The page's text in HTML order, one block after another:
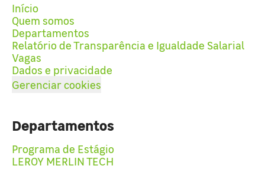
Início
Quem somos
Departamentos
Relatório de Transparência e Igualdade Salarial
Vagas
Dados e privacidade
Gerenciar cookies
Departamentos
Programa de Estágio
LEROY MERLIN TECH